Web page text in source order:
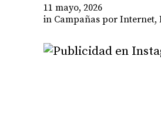
11 mayo, 2026
in Campañas por Internet,